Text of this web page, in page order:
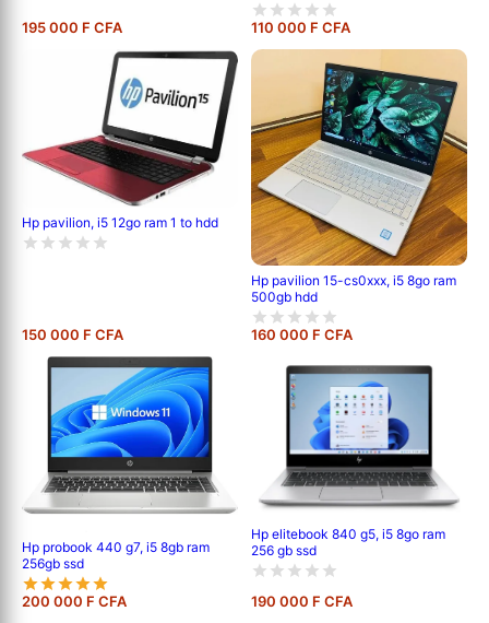
195 000 F CFA 110 000 F CFA
Hp pavilion, i5 12go ram 1 to hdd
150 000 F CFA
Hp pavilion 15-cs0xxx, i5 8go ram
500gb hdd
160 000 F CFA
Hp probook 440 g7, i5 8gb ram
256gb ssd
200 000 F CFA
Hp elitebook 840 g5, i5 8go ram
256 gb ssd
190 000 F CFA